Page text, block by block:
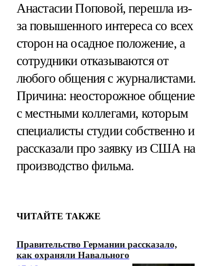
Анастасии Поповой, перешла из-
за повышенного интереса со всех
сторон на осадное положение, а
сотрудники отказываются от
любого общения с журналистами.
Причина: неосторожное общение
с местными коллегами, которым
специалисты студии собственно и
рассказали про заявку из США на
производство фильма.
ЧИТАЙТЕ ТАКЖЕ
Правительство Германии рассказало,
как охраняли Навального